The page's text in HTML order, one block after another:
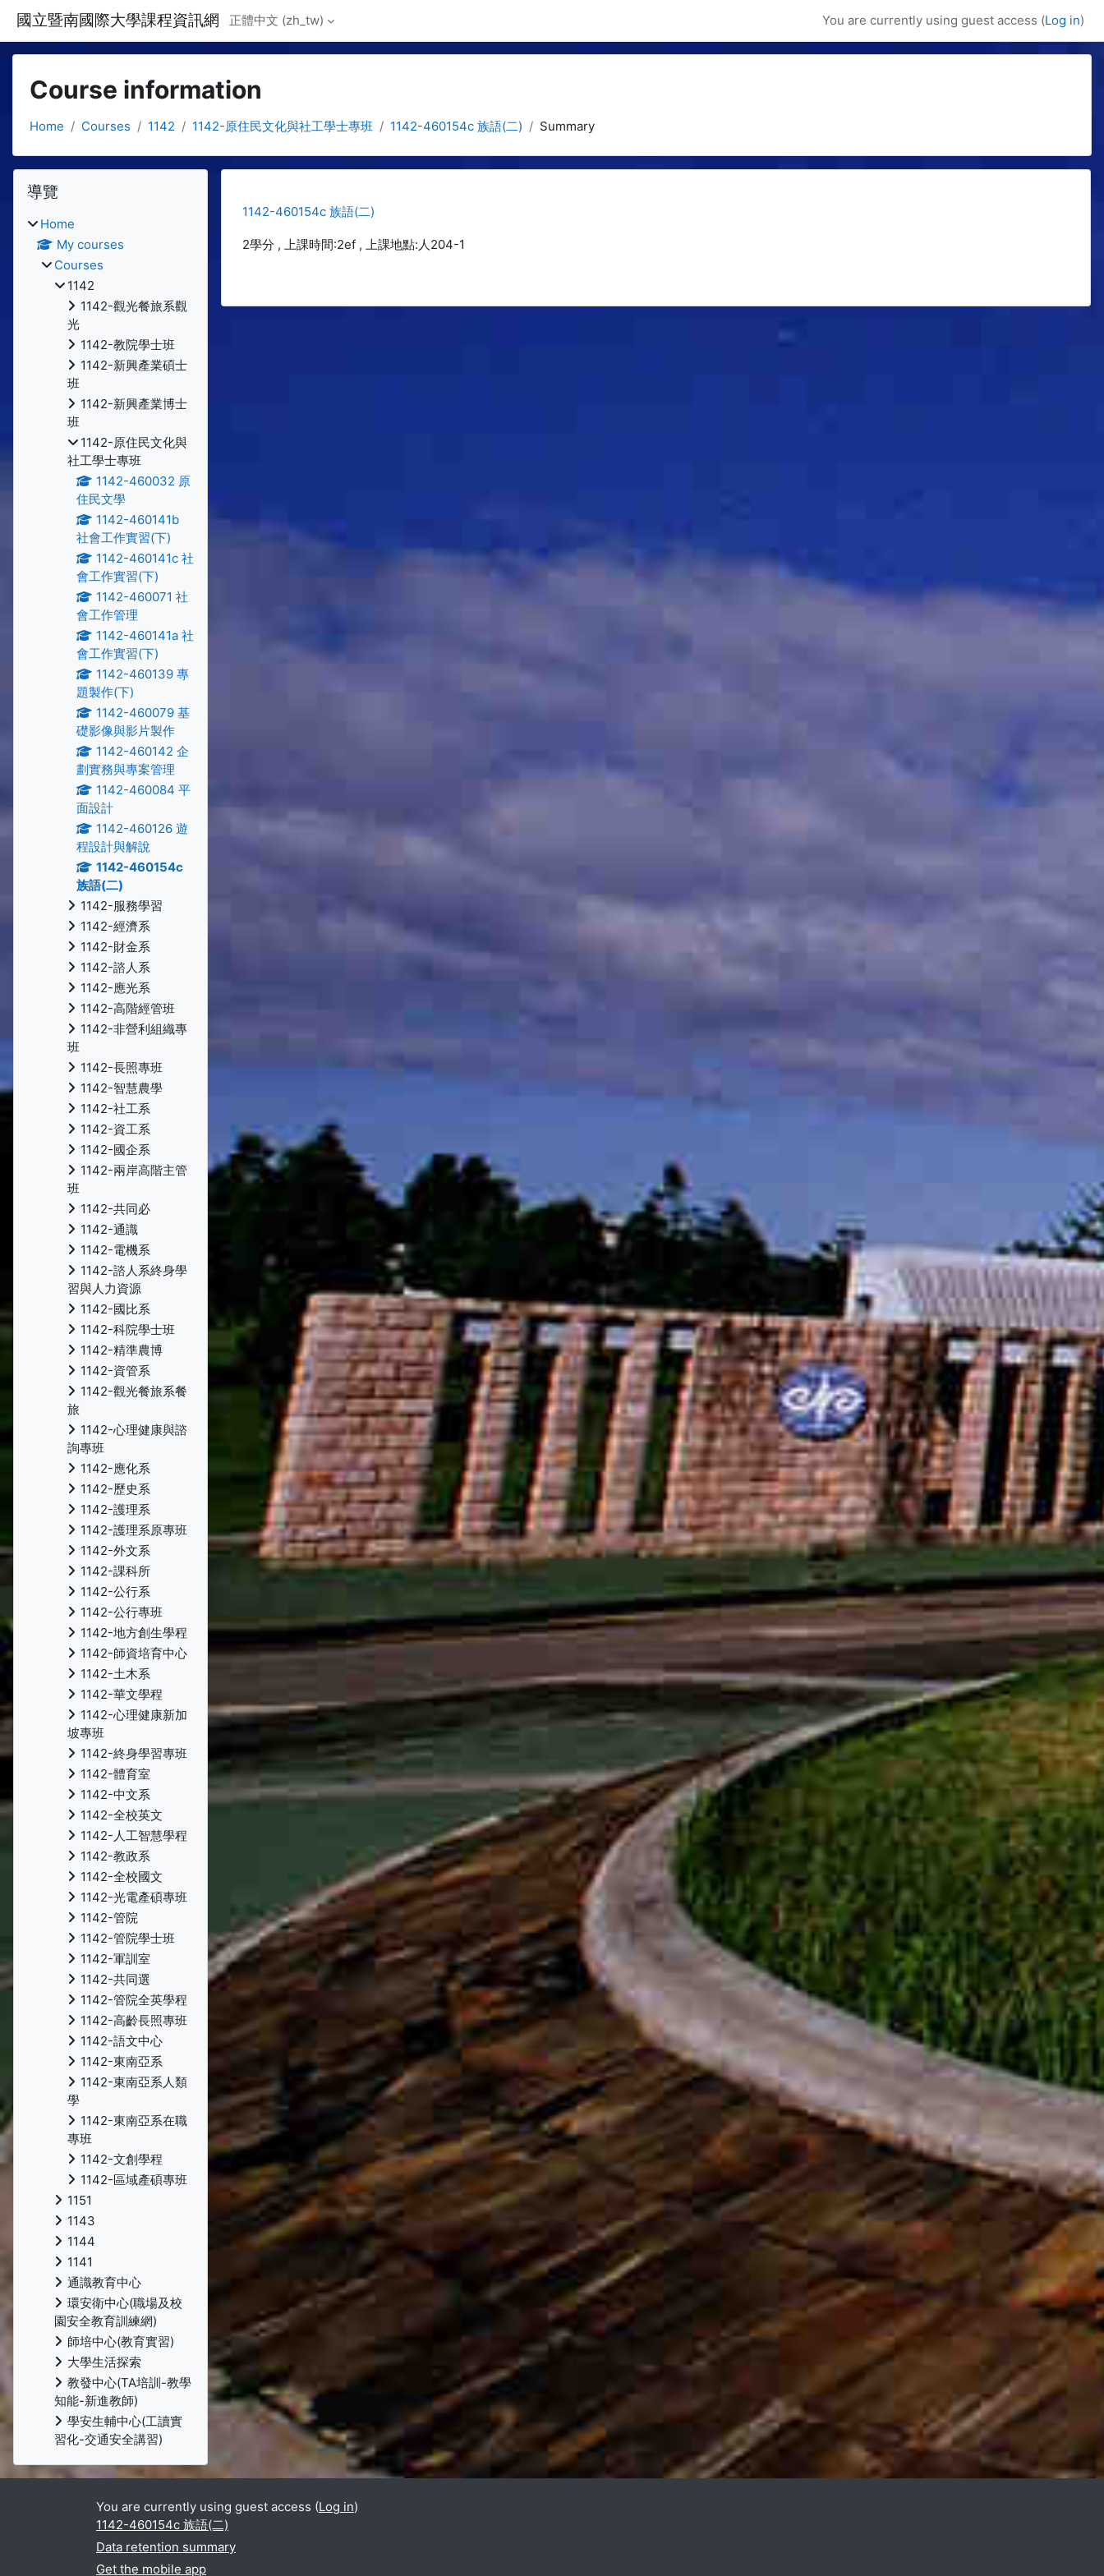
國立暨南國際大學課程資訊網 正體中文 ‎(zh_tw)‎ You are currently using guest access (Log in)
Course information
Home Courses 1142 1142-原住民文化與社工學士專班 1142-460154c 族語(二) Summary
1142-460154c 族語(二)
2學分 , 上課時間:2ef , 上課地點:人204-1
Blocks
Skip 導覽
導覽
Home
My courses
Courses
1142
1142-觀光餐旅系觀
光
1142-教院學士班
1142-新興產業碩士
班
1142-新興產業博士
班
1142-原住民文化與
社工學士專班
1142-460032 原
住民文學
1142-460141b
社會工作實習(下)
1142-460141c 社
會工作實習(下)
1142-460071 社
會工作管理
1142-460141a 社
會工作實習(下)
1142-460139 專
題製作(下)
1142-460079 基
礎影像與影片製作
1142-460142 企
劃實務與專案管理
1142-460084 平
面設計
1142-460126 遊
程設計與解說
1142-460154c
族語(二)
1142-服務學習
1142-經濟系
1142-財金系
1142-諮人系
1142-應光系
1142-高階經管班
1142-非營利組織專
班
1142-長照專班
1142-智慧農學
1142-社工系
1142-資工系
1142-國企系
1142-兩岸高階主管
班
1142-共同必
1142-通識
1142-電機系
1142-諮人系終身學
習與人力資源
1142-國比系
1142-科院學士班
1142-精準農博
1142-資管系
1142-觀光餐旅系餐
旅
1142-心理健康與諮
詢專班
1142-應化系
1142-歷史系
1142-護理系
1142-護理系原專班
1142-外文系
1142-課科所
1142-公行系
1142-公行專班
1142-地方創生學程
1142-師資培育中心
1142-土木系
1142-華文學程
1142-心理健康新加
坡專班
1142-終身學習專班
1142-體育室
1142-中文系
1142-全校英文
1142-人工智慧學程
1142-教政系
1142-全校國文
1142-光電產碩專班
1142-管院
1142-管院學士班
1142-軍訓室
1142-共同選
1142-管院全英學程
1142-高齡長照專班
1142-語文中心
1142-東南亞系
1142-東南亞系人類
學
1142-東南亞系在職
專班
1142-文創學程
1142-區域產碩專班
1151
1143
1144
1141
通識教育中心
環安衛中心(職場及校
園安全教育訓練網)
師培中心(教育實習)
大學生活探索
教發中心(TA培訓-教學
知能-新進教師)
學安生輔中心(工讀實
習化-交通安全講習)
You are currently using guest access (Log in)
1142-460154c 族語(二)
Data retention summary
Get the mobile app